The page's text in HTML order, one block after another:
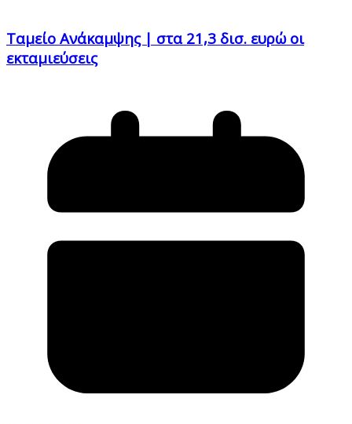
Ταμείο Ανάκαμψης | στα 21,3 δισ. ευρώ οι
εκταμιεύσεις